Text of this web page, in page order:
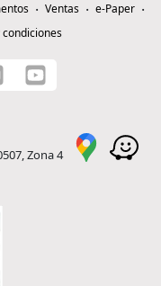
Ventas
e-Paper
Zona 4